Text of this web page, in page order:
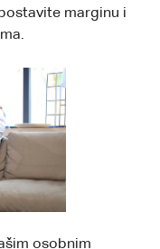
marginu i
osobnim